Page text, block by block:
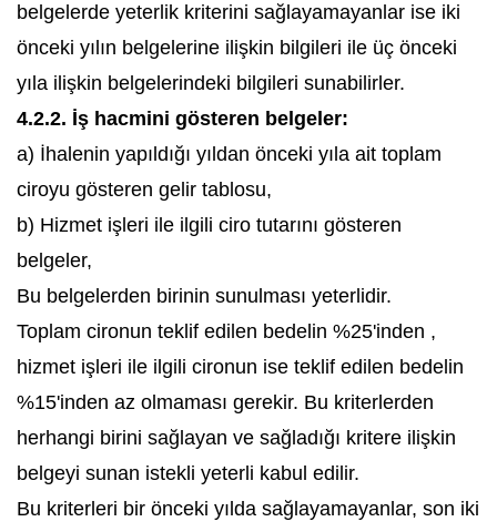
belgelerde yeterlik kriterini sağlayamayanlar ise iki
önceki yılın belgelerine ilişkin bilgileri ile üç önceki
yıla ilişkin belgelerindeki bilgileri sunabilirler.
4.2.2. İş hacmini gösteren belgeler:
a) İhalenin yapıldığı yıldan önceki yıla ait toplam
ciroyu gösteren gelir tablosu,
b) Hizmet işleri ile ilgili ciro tutarını gösteren
belgeler,
Bu belgelerden birinin sunulması yeterlidir.
Toplam cironun teklif edilen bedelin %25'inden ,
hizmet işleri ile ilgili cironun ise teklif edilen bedelin
%15'inden az olmaması gerekir. Bu kriterlerden
herhangi birini sağlayan ve sağladığı kritere ilişkin
belgeyi sunan istekli yeterli kabul edilir.
Bu kriterleri bir önceki yılda sağlayamayanlar, son iki